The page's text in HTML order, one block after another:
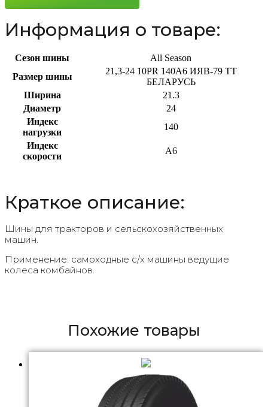
Информация о товаре:
Сезон шины
All Season
Размер шины
21,3-24 10PR 140A6 ИЯВ-79 TT
БЕЛАРУСЬ
Ширина
21.3
Диаметр
24
Индекс
нагрузки
140
Индекс
скорости
A6
Краткое описание:
Шины для тракторов и сельскохозяйственных
машин.
Применение: самоходные с/х машины ведущие
колеса комбайнов.
Похожие товары